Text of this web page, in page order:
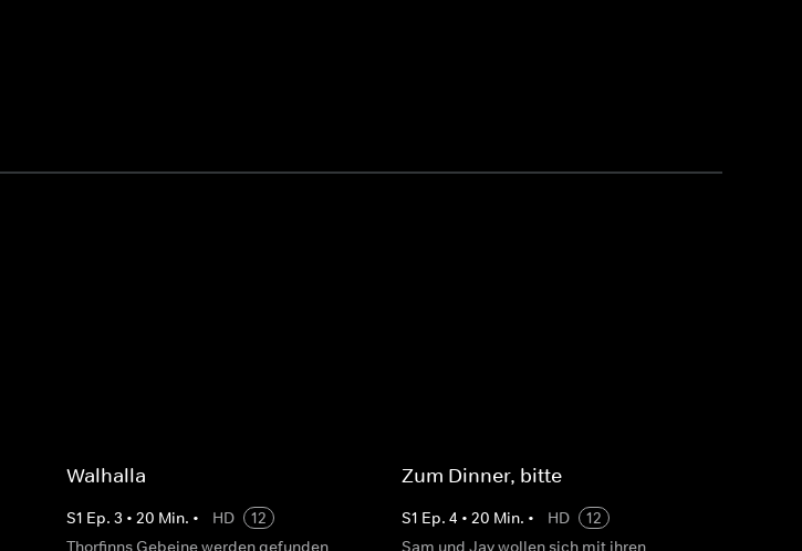
Walhalla
S1 Ep. 3 • 20 Min. • HD
12
Thorfinns Gebeine werden gefunden
Zum Dinner, bitte
S1 Ep. 4 • 20 Min. • HD
12
Sam und Jay wollen sich mit ihren